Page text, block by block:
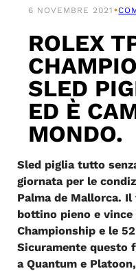
6 NOVEMBRE 2021 •
ROLEX
SLED
ED È
MONDO.
Sled piglia tutto
giornata per le
Palma de Mallorca.
bottino pieno e
Championship e le 52
Sicuramente questo
a Quantum e